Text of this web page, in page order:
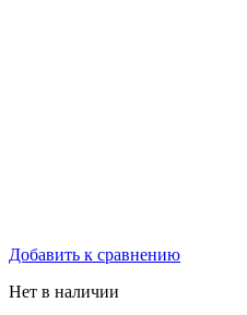
Добавить к сравнению
Нет в наличии